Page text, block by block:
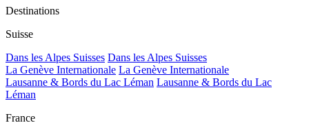
Destinations
Suisse
Dans les Alpes Suisses Dans les Alpes Suisses
La Genève Internationale La Genève Internationale
Lausanne & Bords du Lac Léman Lausanne & Bords du Lac
Léman
France